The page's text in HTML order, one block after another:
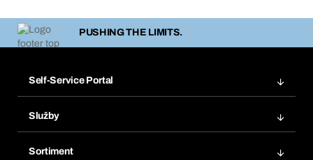
PUSHING THE LIMITS.
Self-Service Portal
Obľúbené
Služby
Sortiment